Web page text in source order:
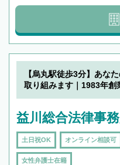
【烏丸駅徒歩3分】あな
取り組みます｜1983年創
益川総合法律事
土日祝OK オンライン相談可
女性弁護士在籍